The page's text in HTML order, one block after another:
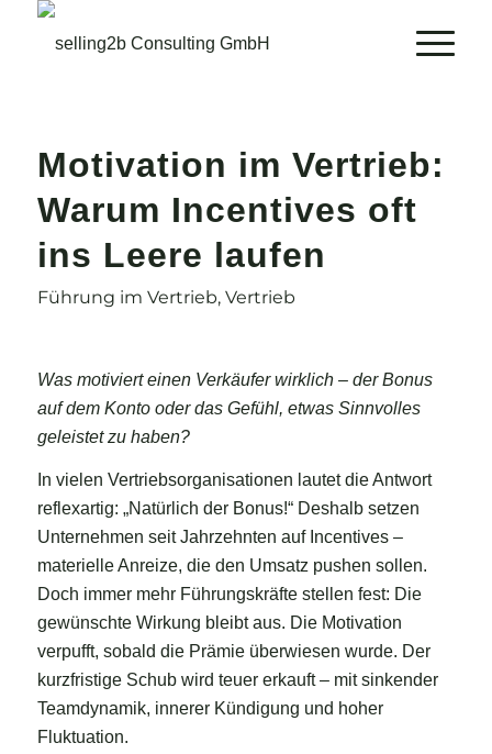
Motivation im Vertrieb:
Warum Incentives oft
ins Leere laufen
Führung im Vertrieb, Vertrieb
Was motiviert einen Verkäufer wirklich – der Bonus
auf dem Konto oder das Gefühl, etwas Sinnvolles
geleistet zu haben?
In vielen Vertriebsorganisationen lautet die Antwort
reflexartig: „Natürlich der Bonus!“ Deshalb setzen
Unternehmen seit Jahrzehnten auf Incentives –
materielle Anreize, die den Umsatz pushen sollen.
Doch immer mehr Führungskräfte stellen fest: Die
gewünschte Wirkung bleibt aus. Die Motivation
verpufft, sobald die Prämie überwiesen wurde. Der
kurzfristige Schub wird teuer erkauft – mit sinkender
Teamdynamik, innerer Kündigung und hoher
Fluktuation.